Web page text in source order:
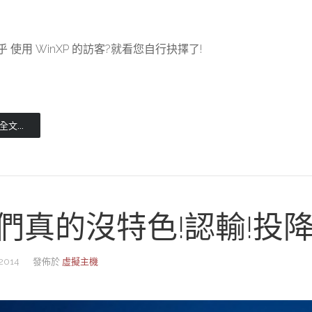
使用 WinXP 的訪客?就看您自行抉擇了!
文...
真的沒特色!認輸!投
發佈於 虛擬主機